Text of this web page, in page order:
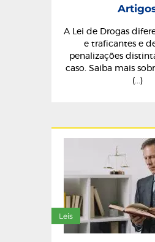
A Lei de Drogas
e traficantes e
penalizações
caso. Saiba mais
(...)
Leis